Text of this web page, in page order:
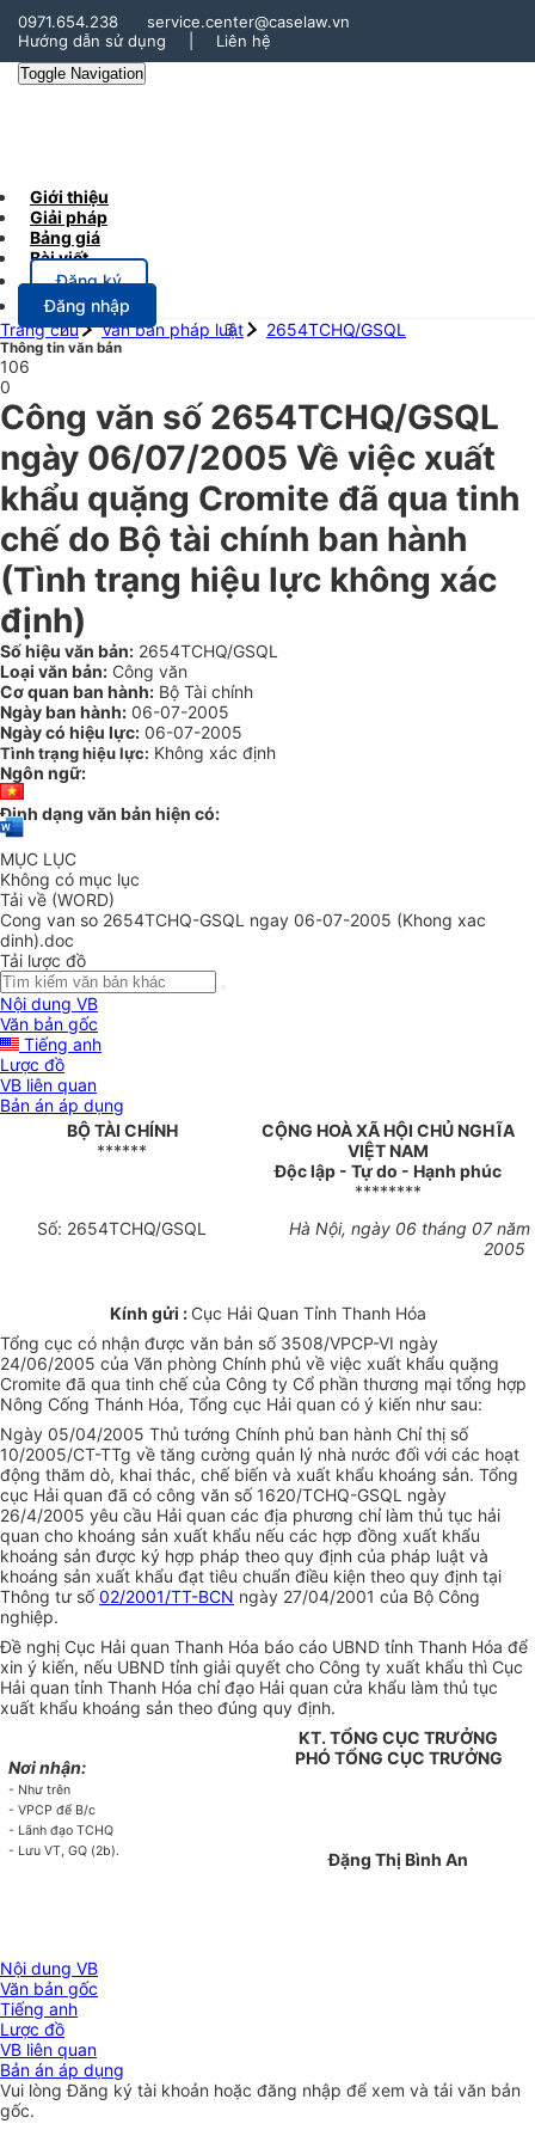
0971.654.238
service.center@caselaw.vn
Hướng dẫn sử dụng
Liên hệ
Toggle Navigation
Giới thiệu
Giải pháp
Bảng giá
Bài viết
Đăng ký
Đăng nhập
Trang chủ
Văn bản pháp luật 2654TCHQ/GSQL
Thông tin văn bản
106
0
Công văn số 2654TCHQ/GSQL
ngày 06/07/2005 Về việc xuất
khẩu quặng Cromite đã qua tinh
chế do Bộ tài chính ban hành
(Tình trạng hiệu lực không xác
định)
Số hiệu văn bản: 2654TCHQ/GSQL
Loại văn bản: Công văn
Cơ quan ban hành: Bộ Tài chính
Ngày ban hành: 06-07-2005
Ngày có hiệu lực: 06-07-2005
Tình trạng hiệu lực: Không xác định
Ngôn ngữ:
Định dạng văn bản hiện có:
MỤC LỤC
Không có mục lục
Tải về (WORD)
Cong van so 2654TCHQ-GSQL ngay 06-07-2005 (Khong xac
dinh).doc
Tải lược đồ
Nội dung VB
Văn bản gốc
Tiếng anh
Lược đồ
VB liên quan
Bản án áp dụng
BỘ TÀI CHÍNH
******
CỘNG HOÀ XÃ HỘI CHỦ NGHĨA
VIỆT NAM
Độc lập - Tự do - Hạnh phúc
********
Số: 2654TCHQ/GSQL
Hà Nội, ngày 06 tháng 07 năm
2005
Kính gửi : Cục Hải Quan Tỉnh Thanh Hóa
Tổng cục có nhận được văn bản số 3508/VPCP-VI ngày
24/06/2005 của Văn phòng Chính phủ về việc xuất khẩu quặng
Cromite đã qua tinh chế của Công ty Cổ phần thương mại tổng hợp
Nông Cống Thánh Hóa, Tổng cục Hải quan có ý kiến như sau:
Ngày 05/04/2005 Thủ tướng Chính phủ ban hành Chỉ thị số
10/2005/CT-TTg về tăng cường quản lý nhà nước đối với các hoạt
động thăm dò, khai thác, chế biến và xuất khẩu khoáng sản. Tổng
cục Hải quan đã có công văn số 1620/TCHQ-GSQL ngày
26/4/2005 yêu cầu Hải quan các địa phương chỉ làm thủ tục hải
quan cho khoáng sản xuất khẩu nếu các hợp đồng xuất khẩu
khoáng sản được ký hợp pháp theo quy định của pháp luật và
khoáng sản xuất khẩu đạt tiêu chuẩn điều kiện theo quy định tại
Thông tư số02/2001/TT-BCN ngày 27/04/2001 của Bộ Công
nghiệp.
Đề nghị Cục Hải quan Thanh Hóa báo cáo UBND tỉnh Thanh Hóa để
xin ý kiến, nếu UBND tỉnh giải quyết cho Công ty xuất khẩu thì Cục
Hải quan tỉnh Thanh Hóa chỉ đạo Hải quan cửa khẩu làm thủ tục
xuất khẩu khoáng sản theo đúng quy định.
Nơi nhận:
- Như trên
- VPCP để B/c
- Lãnh đạo TCHQ
- Lưu VT, GQ (2b).
KT. TỔNG CỤC TRƯỞNG
PHÓ TỔNG CỤC TRƯỞNG
Đặng Thị Bình An
Nội dung VB
Văn bản gốc
Tiếng anh
Lược đồ
VB liên quan
Bản án áp dụng
Vui lòngĐăng ký tài khoản hoặc đăng nhập để xem và tải văn bản
gốc.